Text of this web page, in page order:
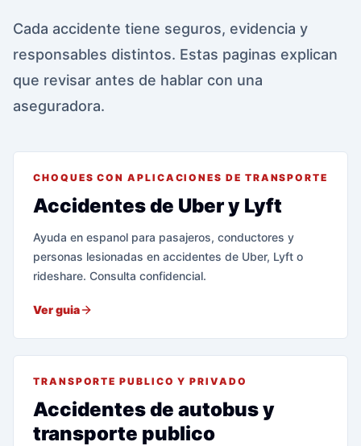
Cada accidente tiene seguros, evidencia y
responsables distintos. Estas paginas explican
que revisar antes de hablar con una
aseguradora.
CHOQUES CON APLICACIONES DE TRANSPORTE
Accidentes de Uber y Lyft
Ayuda en espanol para pasajeros, conductores y
personas lesionadas en accidentes de Uber, Lyft o
rideshare. Consulta confidencial.
Ver guia
TRANSPORTE PUBLICO Y PRIVADO
Accidentes de autobus y
transporte publico